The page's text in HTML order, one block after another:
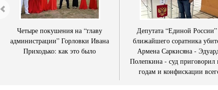
Четыре покушения на “главу
администрации” Горловки Ивана
Приходько: как это было
Депутата “Единой
ближайшего соратника
Армена Саркисяна -
Полепкина - суд приговорил
годам и конфискации